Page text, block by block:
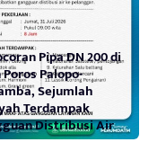
Pipa DN 200 di
Poros Palopo-
Sejumlah
Terdampak
Distribusi Air